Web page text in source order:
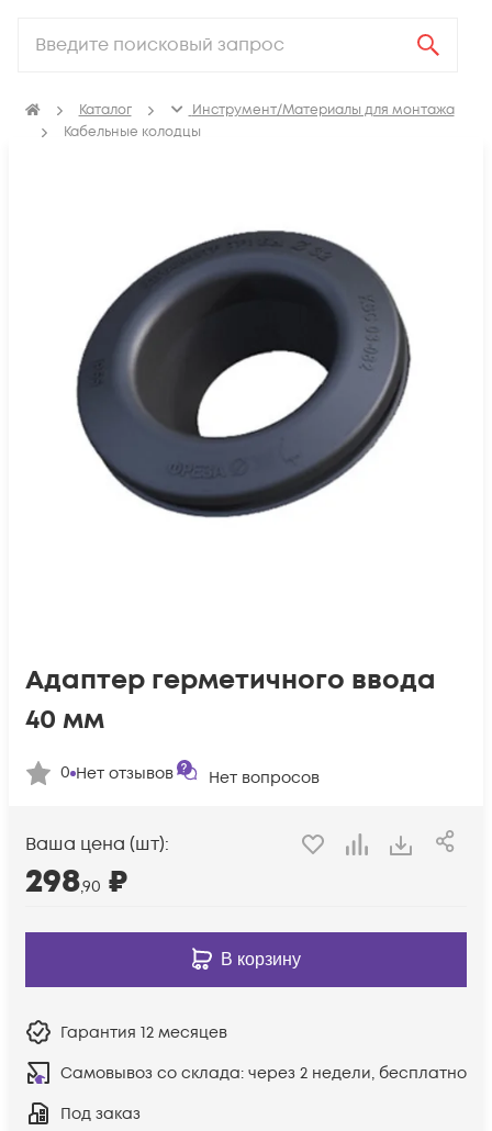
Каталог
Инструмент/Материалы для монтажа
Кабельные колодцы
Адаптер герметичного ввода
40 мм
0 Нет отзывов Нет вопросов
Ваша цена (шт):
298,90 ₽
В корзину
Гарантия 12 месяцев
Самовывоз со склада: через 2 недели, бесплатно
Под заказ